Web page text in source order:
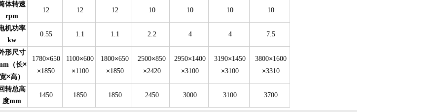
体转速
rpm
12 12 12 10 10 10 10
机功率
kw
0.55 1.1 1.1 2.2 4 4 7.5
形尺寸
（长×
宽×高）
1780×650
×1850
1100×600
×1100
1800×650
×1850
2500×850
×2420
2950×1400
×3100
3190×1450
×3100
3800×1600
×3310
转总高
度mm
1450 1850 1850 2450 3000 3100 3700